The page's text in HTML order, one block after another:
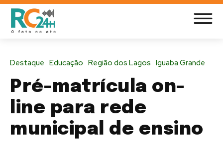
Destaque Educação Região dos Lagos Iguaba Grande
Pré-matrícula on-
line para rede
municipal de ensino